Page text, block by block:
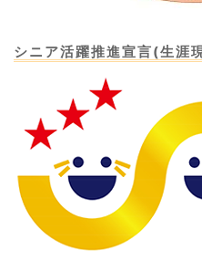
シニア活躍推進宣言(生涯